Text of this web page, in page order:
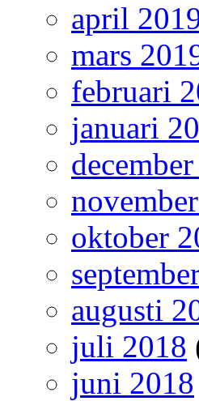
april
mars
februari
januari
oktober
augusti
juli 2018
juni 2018